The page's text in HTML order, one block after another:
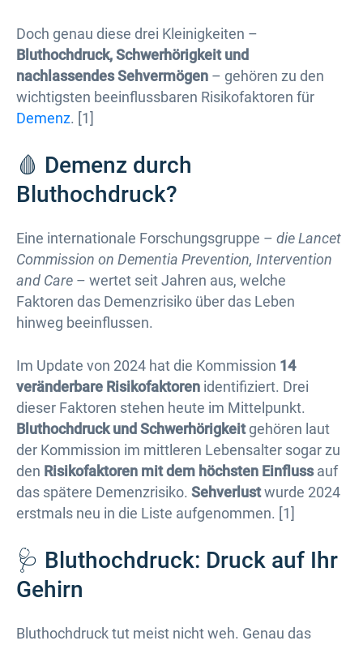
Doch genau diese drei Kleinigkeiten –
Bluthochdruck, Schwerhörigkeit und
nachlassendes Sehvermögen – gehören zu den
wichtigsten beeinflussbaren Risikofaktoren für
Demenz. [1]
🩸 Demenz durch
Bluthochdruck?
Eine internationale Forschungsgruppe – die Lancet
Commission on Dementia Prevention, Intervention
and Care – wertet seit Jahren aus, welche
Faktoren das Demenzrisiko über das Leben
hinweg beeinflussen.
Im Update von 2024 hat die Kommission 14
veränderbare Risikofaktoren identifiziert. Drei
dieser Faktoren stehen heute im Mittelpunkt.
Bluthochdruck und Schwerhörigkeitgehören laut
der Kommission im mittleren Lebensalter sogar zu
den Risikofaktoren mit dem höchsten Einflussauf
das spätere Demenzrisiko. Sehverlustwurde 2024
erstmals neu in die Liste aufgenommen. [1]
🩺 Bluthochdruck: Druck auf Ihr
Gehirn
Bluthochdruck tut meist nicht weh. Genau das